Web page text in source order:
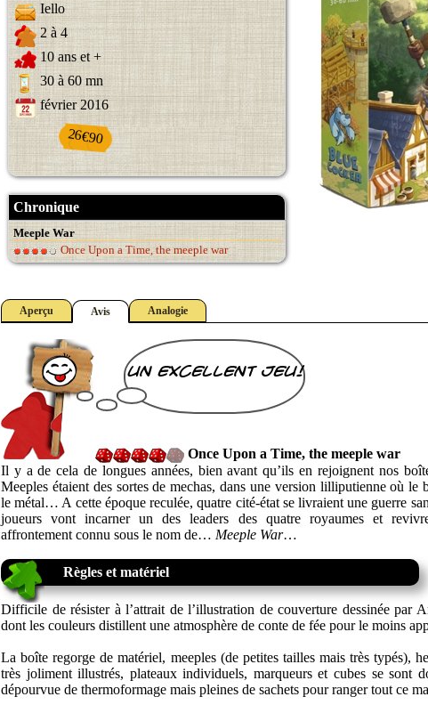
Iello
2 à 4
10 ans et +
30 à 60 mn
février 2016
26€90
Chronique
Meeple War
Once Upon a Time, the meeple war
Aperçu Avis Analogie
un excellent jeu!
Once Upon a Time, the meeple war
Il y a de cela de longues années, bien avant qu’ils en rejoignent nos
Meeples étaient des sortes de mechas, dans une version lilliputienne où le
le métal… A cette époque reculée, quatre cité-état se livraient une guerre
joueurs vont incarner un des leaders des quatre royaumes et
affrontement connu sous le nom de… Meeple War…
Règles et matériel
Difficile de résister à l’attrait de l’illustration de couverture dessinée par
dont les couleurs distillent une atmosphère de conte de fée pour le moins
La boîte regorge de matériel, meeples (de petites tailles mais très typés),
très joliment illustrés, plateaux individuels, marqueurs et cubes se sont
dépourvue de thermoformage mais pleines de sachets pour ranger tout ce